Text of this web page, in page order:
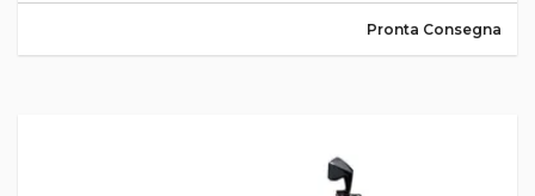
Pronta Consegna